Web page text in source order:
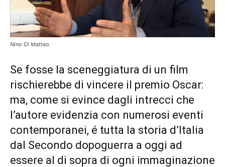
Nino Di Matteo
Se fosse la sceneggiatura di un film
rischierebbe di vincere il premio Oscar:
ma, come si evince dagli intrecci che
l’autore evidenzia con numerosi eventi
contemporanei, é tutta la storia d’Italia
dal Secondo dopoguerra a oggi ad
essere al di sopra di ogni immaginazione